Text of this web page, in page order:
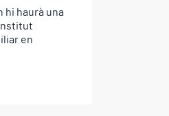
hi haurà una
en